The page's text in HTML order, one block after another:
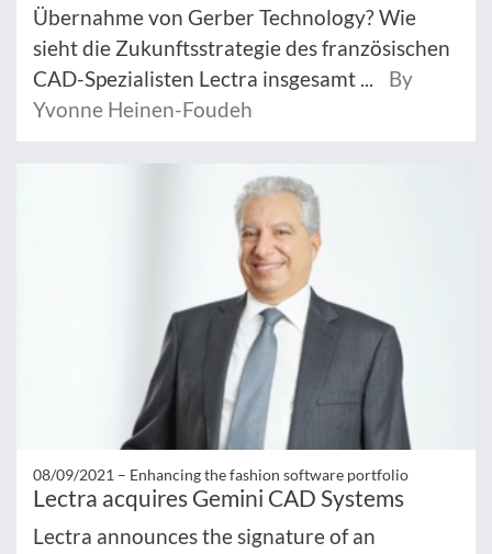
Übernahme von Gerber Technology? Wie
sieht die Zukunftsstrategie des französischen
CAD-Spezialisten Lectra insgesamt ...
By
Yvonne Heinen-Foudeh
08/09/2021 – Enhancing the fashion software portfolio
Lectra acquires Gemini CAD Systems
Lectra announces the signature of an